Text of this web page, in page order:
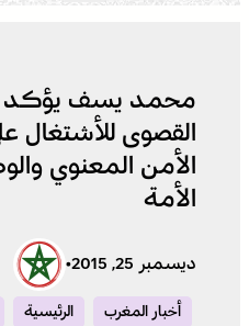
محمد يسف يؤكد
القصوى للأشتغال
الأمن المعنوي
الأمة
ديسمبر 25, 2015 •
أخبار المغرب الرئيسية